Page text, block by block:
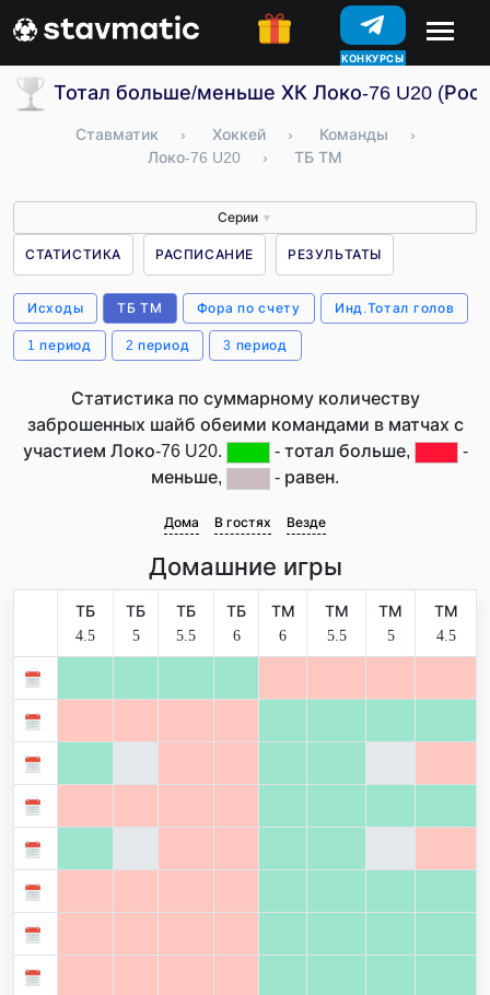
КОНКУРСЫ
Тотал больше/меньше ХК Локо-76 U20
Ставматик › Хоккей › Команды
›
Локо-76 U20
› ТБ ТМ
Серии ▼
СТАТИСТИКА РАСПИСАНИЕ РЕЗУЛЬТАТЫ
Исходы ТБ ТМ Фора по счету Инд.Тотал голов
1 период 2 период 3 период
Статистика по суммарному количеству
заброшенных шайб обеими командами в матчах с
участием Локо-76 U20.
- тотал больше,
-
меньше,
- равен.
Дома В гостях Везде
Домашние игры
ТБ
4.5
ТБ
5
ТБ
5.5
ТБ
6
ТМ
6
ТМ
5.5
ТМ
5
ТМ
4.5